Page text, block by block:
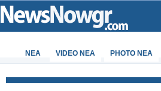
ΝΕΑ VIDEO NEA PHOTO NEA